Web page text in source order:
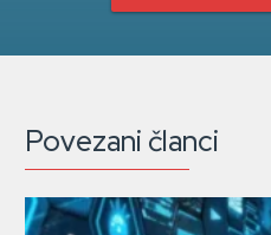
Povezani članci